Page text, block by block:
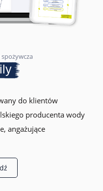
do klientów
producenta wody
angażujące